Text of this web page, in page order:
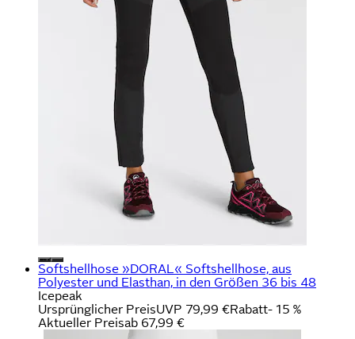
Softshellhose »DORAL« Softshellhose, aus
Polyester und Elasthan, in den Größen 36 bis 48
Icepeak
Ursprünglicher PreisUVP 79,99 €Rabatt- 15 %
Aktueller Preisab 67,99 €